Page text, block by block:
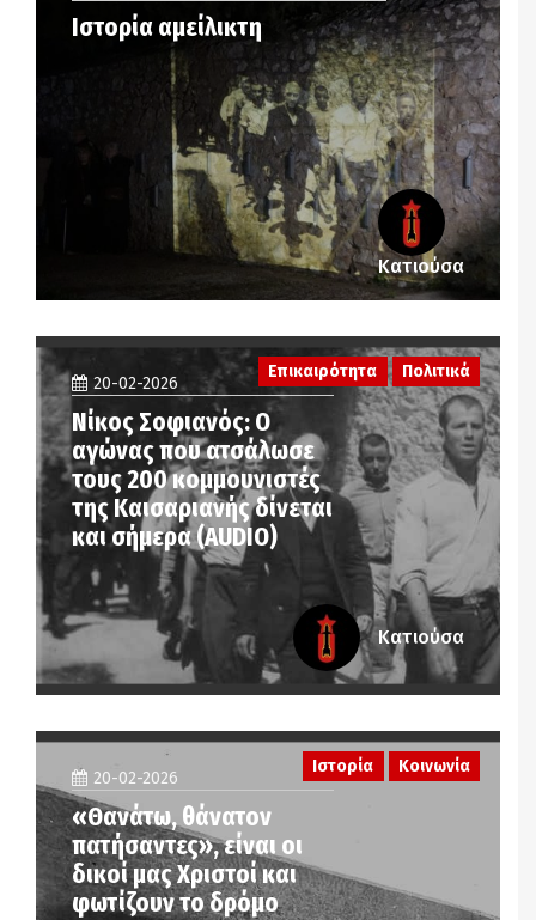
Ιστορία αμείλικτη
Κατιούσα
20-02-2026
Νίκος Σοφιανός: Ο
αγώνας που ατσάλωσε
τους 200 κομμουνιστές
της Καισαριανής δίνεται
και σήμερα (AUDIO)
Επικαιρότητα Πολιτικά
Κατιούσα
20-02-2026
«Θανάτω, θάνατον
πατήσαντες», είναι οι
δικοί μας Χριστοί και
φωτίζουν το δρόμο
Ιστορία Κοινωνία